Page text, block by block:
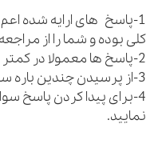
های ارایه شده اعم
و شما را از مراجعه به
پیدا کردن پاسخ سوال